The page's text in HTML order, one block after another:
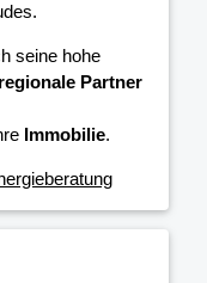
seine hohe
regionale Partner
Immobilie.